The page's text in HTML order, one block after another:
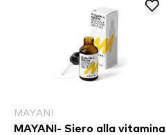
MAYANI
MAYANI- Siero alla vitamina